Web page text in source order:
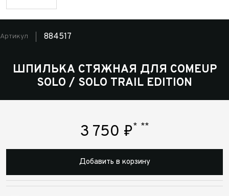
Артикул 884517
ШПИЛЬКА СТЯЖНАЯ ДЛЯ COMEUP
SOLO / SOLO TRAIL EDITION
3 750 ₽* **
Добавить в корзину